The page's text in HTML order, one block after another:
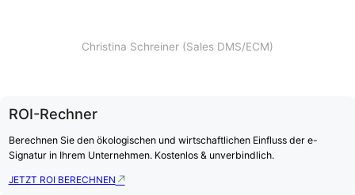
Christina Schreiner (Sales DMS/ECM)
ROI-Rechner
Berechnen Sie den ökologischen und wirtschaftlichen Einfluss der e-
Signatur in Ihrem Unternehmen. Kostenlos & unverbindlich.
JETZT ROI BERECHNEN